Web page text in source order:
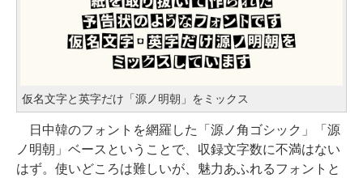
仮名文字と英字だけ「源ノ明朝」をミックス
日中韓のフォントを網羅した「源ノ角ゴシック」「源
ノ明朝」ベースということで、収録文字数に不満はない
はず。使いどころは難しいが、魅力あふれるフォントと